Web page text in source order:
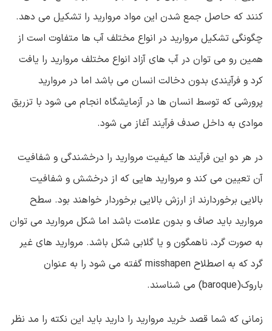
کنند که حاصل جمع شدن این مواد مروارید را تشکیل می دهد.
چگونگی تشکیل مروارید در انواع مختلف آب ها متفاوت است از
همین رو می توان در آب های آزاد انواع مختلف مروارید را یافت
کرد و فرآیندی بدون دخالت انسان می باشد اما در مروارید
پرورشی که توسط انسان ها در آزمایشگاه انجام می شود با تزریق
موادی به داخل صدف فرآیند آغاز می شود.
در هر دو این فرآیند ها کیفیت مروارید را درخشندگی و شفافیت
آن تعیین می کند و مروارید هایی که از درخشش و شفافیت
بالایی برخوردارند از ارزش بالایی برخوردار خواهند بود. سطح
مروارید باید صاف و بدون علامت باشد اما شکل مروارید می توان
به صورت گرد، ناهمگون و یا گلابی شکل باشد. مروارید های غیر
گرد که به اصطلاح misshapen گفته می شود را به عنوان
باروک(baroque) می شناسند.
زمانی که شما قصد خرید مروارید را دارید باید این نکته را مد نظر